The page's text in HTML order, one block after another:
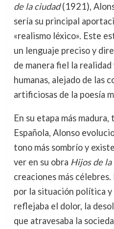
de la ciudad(1921),
sería su principal
«realismo léxico». Este
un lenguaje preciso y
de manera fiel la realidad
humanas, alejado de las
artificiosas de la poesía
En su etapa más
Española, Alonso
tono más sombrío y
ver en su obra Hijos de la
creaciones más
por la situación política y
reflejaba el dolor, la
que atravesaba la